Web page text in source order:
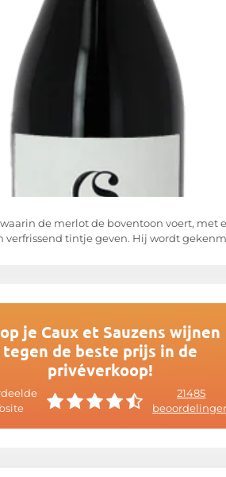
de merlot de boventoon voert,
verfrissend tintje geven. Hij wordt
je Caux et Sauzens wijnen
tegen de beste prijs in de
privéverkoop!
21485